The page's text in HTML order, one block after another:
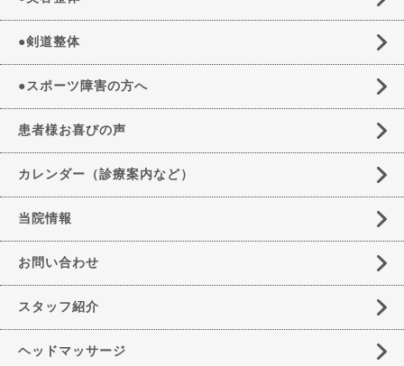
●剣道整体
●スポーツ障害の方へ
患者様お喜びの声
カレンダー（診療案内など）
当院情報
お問い合わせ
スタッフ紹介
ヘッドマッサージ